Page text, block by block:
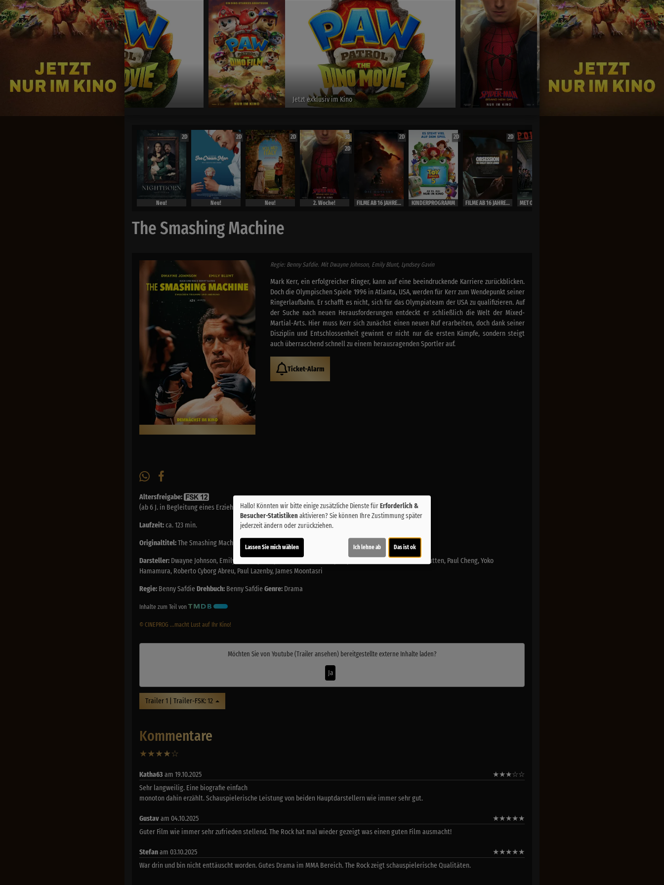
Jetzt exklusiv im Kino
Spider-Man :Brand New Day
2D
Neu!
2D
Neu!
2D
Neu!
3D
2D
2. Woche!
2D
FILME AB 16 JAHRE ( Ausweis)
2D
KINDERPROGRAMM
2D
FILME AB 16 JAHRE ( Ausweis)
The Smashing Machine
Regie: Benny Safdie. Mit Dwayne Johnson, Emily Blunt, Lyndsey Gavin
Mark Kerr, ein erfolgreicher Ringer, kann auf eine beeindruckende Karriere zurückblicken.
Doch die Olympischen Spiele 1996 in Atlanta, USA, werden für Kerr zum Wendepunkt seiner
Ringerlaufbahn. Er schafft es nicht, sich für das Olympiateam der USA zu qualifizieren. Auf
der Suche nach neuen Herausforderungen entdeckt er schließlich die Welt der Mixed-
Martial-Arts. Hier muss Kerr sich zunächst einen neuen Ruf erarbeiten, doch dank seiner
Disziplin und Entschlossenheit gewinnt er nicht nur die ersten Kämpfe, sondern steigt
auch überraschend schnell zu einem herausragenden Sportler auf.
Ticket-Alarm
Altersfreigabe:
(ab 6 J. in Begleitung eines Erziehungsbeauftragten)
Laufzeit:ca. 123 min.
Originaltitel:The Smashing Machine
Darsteller: Dwayne Johnson, Emily Blunt, Lyndsey Gavin, Oleksandr Usyk, Ryan Bader, Zoe Kosovic, Bas Rutten, Paul Cheng, Yoko
Hamamura, Roberto Cyborg Abreu, Paul Lazenby, James Moontasri
Regie: Benny Safdie Drehbuch: Benny Safdie Genre: Drama
Inhalte zum Teil von
© CINEPROG ...macht Lust auf Ihr Kino!
Möchten Sie von Youtube (Trailer ansehen)bereitgestellte externe Inhalte laden?
Ja
Trailer 1 | Trailer-FSK: 12
Kommentare
★★★★☆
Katha63 am 19.10.2025 ★★★☆☆
Sehr langweilig. Eine biografie einfach
monoton dahin erzählt. Schauspielerische Leistung von beiden Hauptdarstellern wie immer sehr gut.
Gustavam 04.10.2025 ★★★★★
Guter Film wie immer sehr zufrieden stellend. The Rock hat mal wieder gezeigt was einen guten Film ausmacht!
Stefanam 03.10.2025 ★★★★★
War drin und bin nicht enttäuscht worden. Gutes Drama im MMA Bereich. The Rock zeigt schauspielerische Qualitäten.
Hallo! Könnten wir bitte einige zusätzliche Dienste fürErforderlich &
Besucher-Statistikenaktivieren? Sie können Ihre Zustimmung später
jederzeit ändern oder zurückziehen.
Lassen Sie mich wählen Ich lehne ab Das ist ok